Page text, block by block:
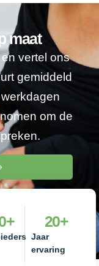
maat
vertel ons
gemiddeld
om de
+
Jaar
ervaring
20+